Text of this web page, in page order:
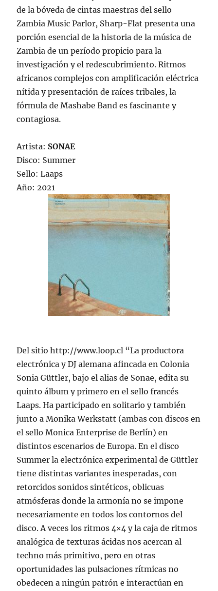
de la bóveda de cintas maestras del sello
Zambia Music Parlor, Sharp-Flat presenta una
porción esencial de la historia de la música de
Zambia de un período propicio para la
investigación y el redescubrimiento. Ritmos
africanos complejos con amplificación eléctrica
nítida y presentación de raíces tribales, la
fórmula de Mashabe Band es fascinante y
contagiosa.
Artista: SONAE
Disco: Summer
Sello: Laaps
Año: 2021
Del sitio http://www.loop.cl “La productora
electrónica y DJ alemana afincada en Colonia
Sonia Güttler, bajo el alias de Sonae, edita su
quinto álbum y primero en el sello francés
Laaps. Ha participado en solitario y también
junto a Monika Werkstatt (ambas con discos en
el sello Monica Enterprise de Berlín) en
distintos escenarios de Europa. En el disco
Summer la electrónica experimental de Güttler
tiene distintas variantes inesperadas, con
retorcidos sonidos sintéticos, oblicuas
atmósferas donde la armonía no se impone
necesariamente en todos los contornos del
disco. A veces los ritmos 4×4 y la caja de ritmos
analógica de texturas ácidas nos acercan al
techno más primitivo, pero en otras
oportunidades las pulsaciones rítmicas no
obedecen a ningún patrón e interactúan en